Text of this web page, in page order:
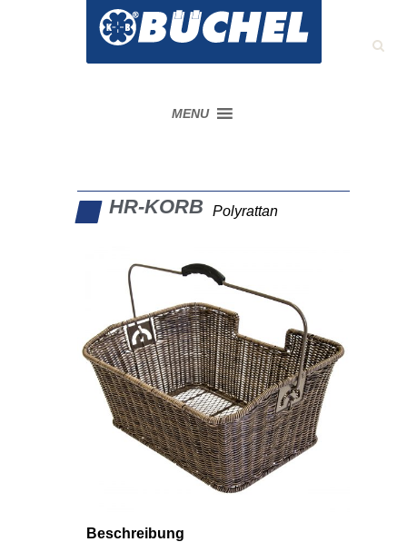
MENU
HR-KORB Polyrattan
Beschreibung